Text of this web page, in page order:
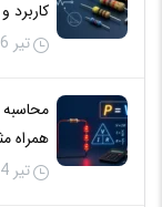
کاربرد
تیر 16, 1405
محاسبه
همراه
تیر 14, 1405